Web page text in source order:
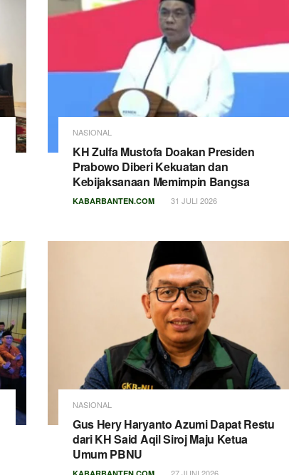
NASIONAL
KH Zulfa Mustofa Doakan Presiden
Prabowo Diberi Kekuatan dan
Kebijaksanaan Memimpin Bangsa
KABARBANTEN.COM 31 JULI 2026
NASIONAL
Gus Hery Haryanto Azumi Dapat Restu
dari KH Said Aqil Siroj Maju Ketua
Umum PBNU
27 JUNI 2026